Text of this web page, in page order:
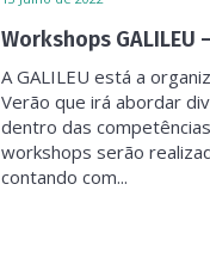
Workshops GALILEU
A GALILEU está a
Verão que irá abordar
dentro das
workshops serão
contando com...